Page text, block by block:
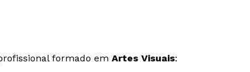
formado em Artes Visuais: